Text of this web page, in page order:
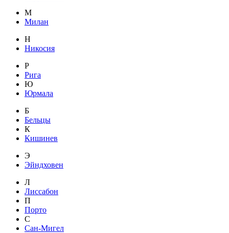
М
Милан
Н
Никосия
Р
Рига
Ю
Юрмала
Б
Бельцы
К
Кишинев
Э
Эйндховен
Л
Лиссабон
П
Порто
С
Сан-Мигел